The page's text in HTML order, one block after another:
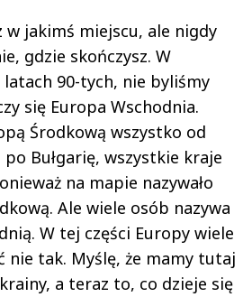
w jakimś miejscu, ale nigdy
gdzie skończysz. W
90-tych, nie byliśmy
się Europa Wschodnia.
Środkową wszystko od
Bułgarię, wszystkie kraje
na mapie nazywało
Ale wiele osób nazywa
W tej części Europy wiele
nie tak. Myślę, że mamy tutaj
a teraz to, co dzieje się